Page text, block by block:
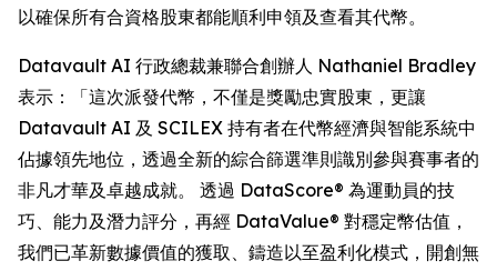
以確保所有合資格股東都能順利申領及查看其代幣。
Datavault AI 行政總裁兼聯合創辦人 Nathaniel Bradley
表示：「這次派發代幣，不僅是獎勵忠實股東，更讓
Datavault AI 及 SCILEX 持有者在代幣經濟與智能系統中
佔據領先地位，透過全新的綜合篩選準則識別參與賽事者的
非凡才華及卓越成就。 透過 DataScore® 為運動員的技
巧、能力及潛力評分，再經 DataValue® 對穩定幣估值，
我們已革新數據價值的獲取、鑄造以至盈利化模式，開創無